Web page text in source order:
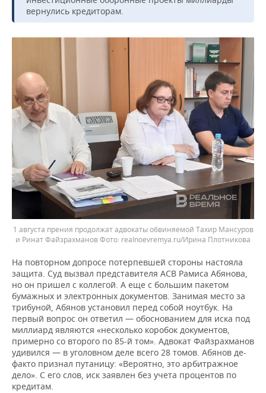
вернулись кредиторам.
1 августа прения продолжат адвокаты обвиняемой Тахир Мансуров
и Ринат Файзрахманов
realnoevremya.ru/Ирина Плотникова
На повторном допросе потерпевшей стороны настояла
защита. Суд вызвал представителя АСВ Рамиса Абянова,
но он пришел с коллегой. А еще с большим пакетом
бумажных и электронных документов. Занимая место за
трибуной, Абянов установил перед собой ноутбук. На
первый вопрос он ответил — обоснованием для иска под
миллиард являются «несколько коробок документов,
примерно со второго по 85-й том». Адвокат Файзрахманов
удивился — в уголовном деле всего 28 томов. Абянов де-
факто признал путаницу: «Вероятно, это арбитражное
дело». С его слов, иск заявлен без учета процентов по
кредитам.